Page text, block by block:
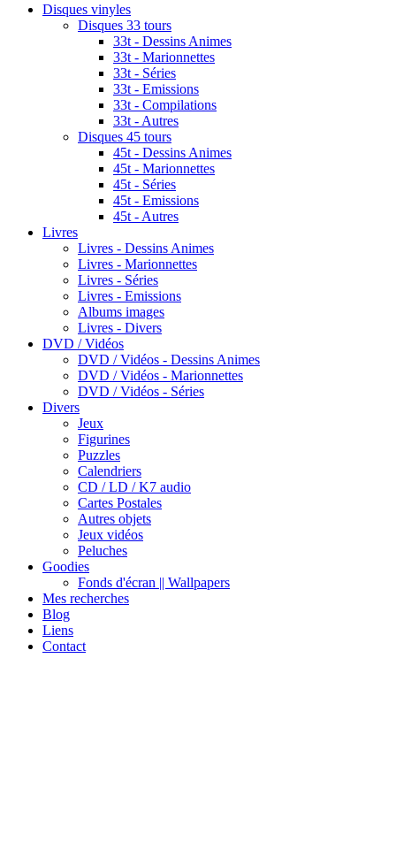
Disques vinyles
Disques 33 tours
33t - Dessins Animes
33t - Marionnettes
33t - Séries
33t - Emissions
33t - Compilations
33t - Autres
Disques 45 tours
45t - Dessins Animes
45t - Marionnettes
45t - Séries
45t - Emissions
45t - Autres
Livres
Livres - Dessins Animes
Livres - Marionnettes
Livres - Séries
Livres - Emissions
Albums images
Livres - Divers
DVD / Vidéos
DVD / Vidéos - Dessins Animes
DVD / Vidéos - Marionnettes
DVD / Vidéos - Séries
Divers
Jeux
Figurines
Puzzles
Calendriers
CD / LD / K7 audio
Cartes Postales
Autres objets
Jeux vidéos
Peluches
Goodies
Fonds d'écran || Wallpapers
Mes recherches
Blog
Liens
Contact